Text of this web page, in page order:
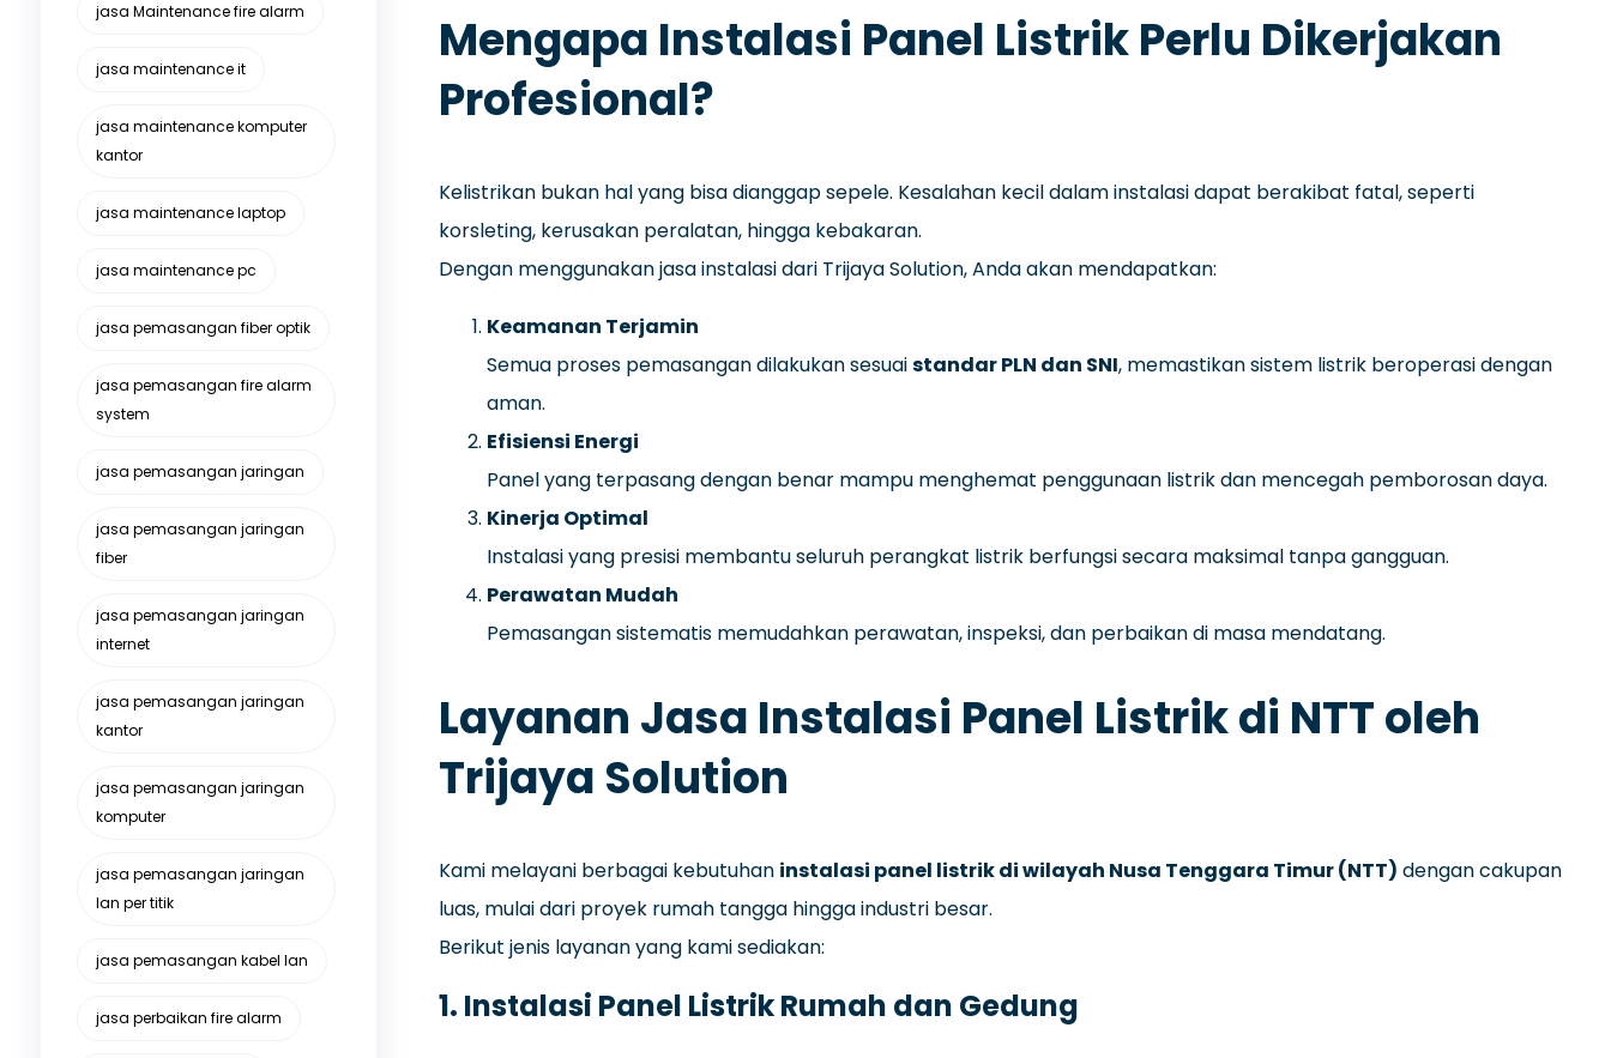
Mengapa Instalasi Panel Listrik Perlu Dikerjakan
Profesional?
Kelistrikan bukan hal yang bisa dianggap sepele. Kesalahan kecil dalam instalasi dapat berakibat fatal, seperti
korsleting, kerusakan peralatan, hingga kebakaran.
Dengan menggunakan jasa instalasi dari Trijaya Solution, Anda akan mendapatkan:
Keamanan Terjamin
Semua proses pemasangan dilakukan sesuaistandar PLN dan SNI, memastikan sistem listrik beroperasi dengan
aman.
Efisiensi Energi
Panel yang terpasang dengan benar mampu menghemat penggunaan listrik dan mencegah pemborosan daya.
Kinerja Optimal
Instalasi yang presisi membantu seluruh perangkat listrik berfungsi secara maksimal tanpa gangguan.
Perawatan Mudah
Pemasangan sistematis memudahkan perawatan, inspeksi, dan perbaikan di masa mendatang.
Layanan Jasa Instalasi Panel Listrik di NTT oleh
Trijaya Solution
Kami melayani berbagai kebutuhan instalasi panel listrik di wilayah Nusa Tenggara Timur (NTT) dengan cakupan
luas, mulai dari proyek rumah tangga hingga industri besar.
Berikut jenis layanan yang kami sediakan:
1. Instalasi Panel Listrik Rumah dan Gedung
jasa Maintenance fire alarm
jasa maintenance it
jasa maintenance komputer
kantor
jasa maintenance laptop
jasa maintenance pc
jasa pemasangan fiber optik
jasa pemasangan fire alarm
system
jasa pemasangan jaringan
jasa pemasangan jaringan
fiber
jasa pemasangan jaringan
internet
jasa pemasangan jaringan
kantor
jasa pemasangan jaringan
komputer
jasa pemasangan jaringan
lan per titik
jasa pemasangan kabel lan
jasa perbaikan fire alarm